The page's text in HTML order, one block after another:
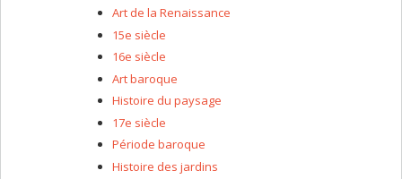
Art de la Renaissance
15e siècle
16e siècle
Art baroque
Histoire du paysage
17e siècle
Période baroque
Histoire des jardins